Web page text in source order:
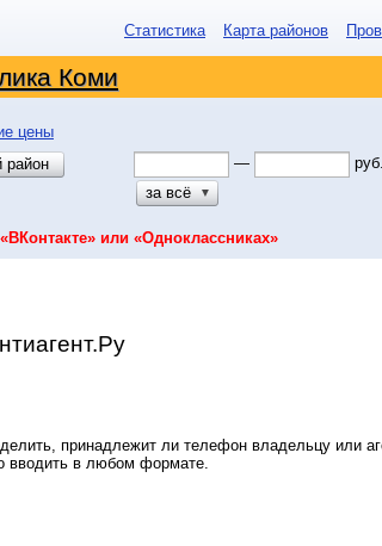
Статистика Карта районов
Коми
цены
район —
руб.
за всё
▼
или «Одноклассниках»
принадлежит ли телефон владельцу или
вводить в любом формате.